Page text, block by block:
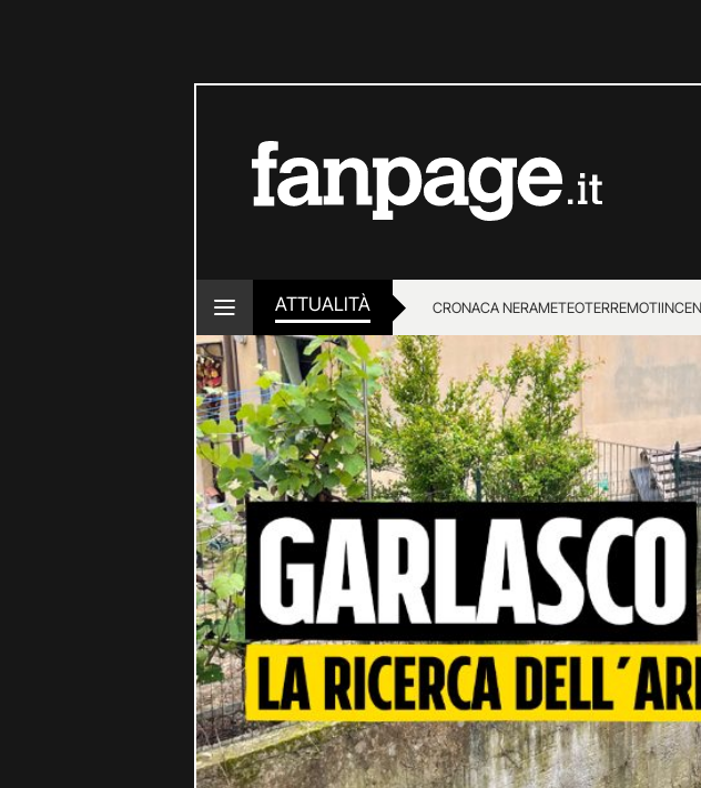
ATTUALITÀ CRONACA NERAMETEOTERREMOTI
LOTTO E SUPERENALOTTO